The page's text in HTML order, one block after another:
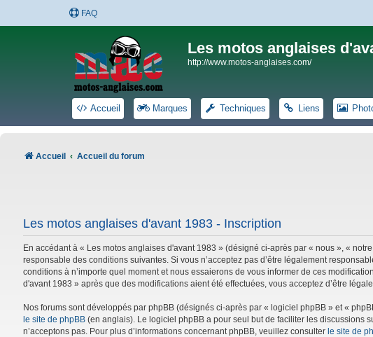
FAQ
Les motos anglaises
http://www.motos-anglaises.com/
Accueil Marques Techniques Liens
Accueil Accueil du forum
Les motos anglaises d'avant 1983 - Inscription
En accédant à « Les motos anglaises d'avant 1983 » (désigné ci-après par « nous », «
responsable des conditions suivantes. Si vous n’acceptez pas d’être légalement
conditions à n’importe quel moment et nous essaierons de vous informer de ces
d'avant 1983 » après que des modifications aient été effectuées, vous acceptez d’être
Nos forums sont développés par phpBB (désignés ci-après par « logiciel phpBB » et «
le site de phpBB (en anglais). Le logiciel phpBB a pour seul but de faciliter les discussions
n’acceptons pas. Pour plus d’informations concernant phpBB, veuillez consulter le site de